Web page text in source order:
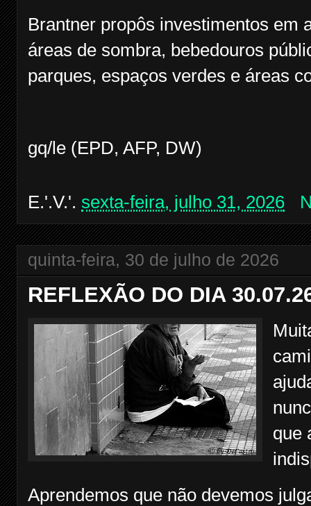
Brantner propôs investimentos em
áreas de sombra, bebedouros
parques, espaços verdes e áreas
gq/le (EPD, AFP, DW)
E.'.V.'. sexta-feira, julho 31, 2026
quinta-feira, 30 de julho de 2026
REFLEXÃO DO DIA
que
Aprendemos que não devemos